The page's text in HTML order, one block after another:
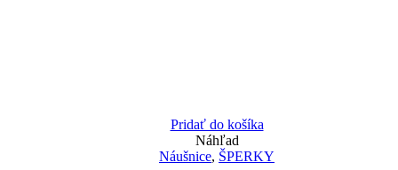
Pridať do košíka
Náhľad
Náušnice, ŠPERKY